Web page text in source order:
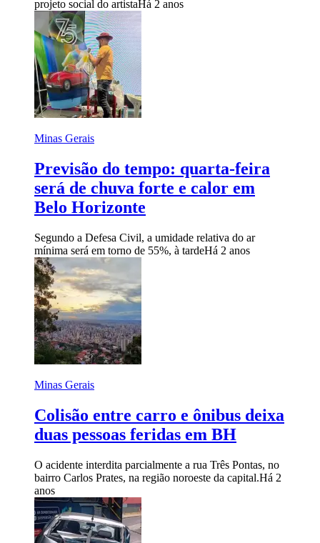
projeto social do artistaHá 2 anos
Minas Gerais
Previsão do tempo: quarta-feira
será de chuva forte e calor em
Belo Horizonte
Segundo a Defesa Civil, a umidade relativa do ar
mínima será em torno de 55%, à tardeHá 2 anos
Minas Gerais
Colisão entre carro e ônibus deixa
duas pessoas feridas em BH
O acidente interdita parcialmente a rua Três Pontas, no
bairro Carlos Prates, na região noroeste da capital.Há 2
anos